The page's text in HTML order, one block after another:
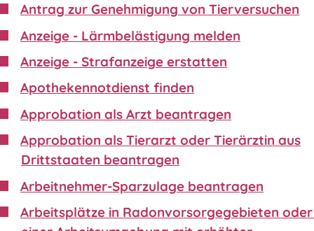
Antrag zur Genehmigung von Tierversuchen
Anzeige - Lärmbelästigung melden
Anzeige - Strafanzeige erstatten
Apothekennotdienst finden
Approbation als Arzt beantragen
Approbation als Tierarzt oder Tierärztin aus
Drittstaaten beantragen
Arbeitnehmer-Sparzulage beantragen
Arbeitsplätze in Radonvorsorgegebieten